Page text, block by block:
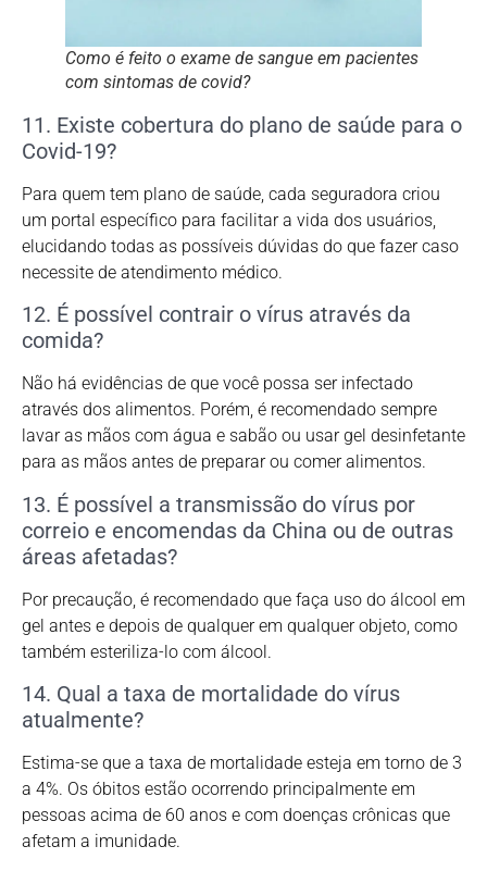
Como é feito o exame de sangue em pacientes
com sintomas de covid?
11. Existe cobertura do plano de saúde para o
Covid-19?
Para quem tem plano de saúde, cada seguradora criou
um portal específico para facilitar a vida dos usuários,
elucidando todas as possíveis dúvidas do que fazer caso
necessite de atendimento médico.
12. É possível contrair o vírus através da
comida?
Não há evidências de que você possa ser infectado
através dos alimentos. Porém, é recomendado sempre
lavar as mãos com água e sabão ou usar gel desinfetante
para as mãos antes de preparar ou comer alimentos.
13. É possível a transmissão do vírus por
correio e encomendas da China ou de outras
áreas afetadas?
Por precaução, é recomendado que faça uso do álcool em
gel antes e depois de qualquer em qualquer objeto, como
também esteriliza-lo com álcool.
14. Qual a taxa de mortalidade do vírus
atualmente?
Estima-se que a taxa de mortalidade esteja em torno de 3
a 4%. Os óbitos estão ocorrendo principalmente em
pessoas acima de 60 anos e com doenças crônicas que
afetam a imunidade.